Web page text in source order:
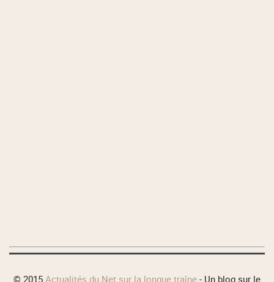
© 2015 Actualités du Net sur la longue traîne - Un blog sur le